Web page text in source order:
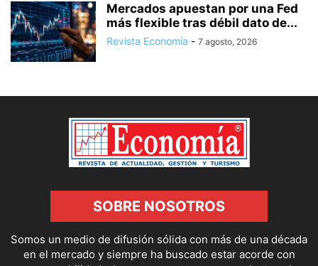
Mercados apuestan por una Fed
más flexible tras débil dato de...
Revista Economía - 7 agosto, 2026
SOBRE NOSOTROS
Somos un medio de difusión sólida con más de una década
en el mercado y siempre ha buscado estar acorde con